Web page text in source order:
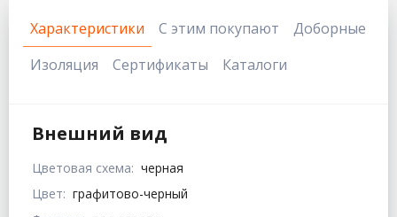
Характеристики С этим покупают
Доборные
Изоляция
Сертификаты Каталоги
Внешний вид
Цветовая схема: черная
Цвет: графитово-черный